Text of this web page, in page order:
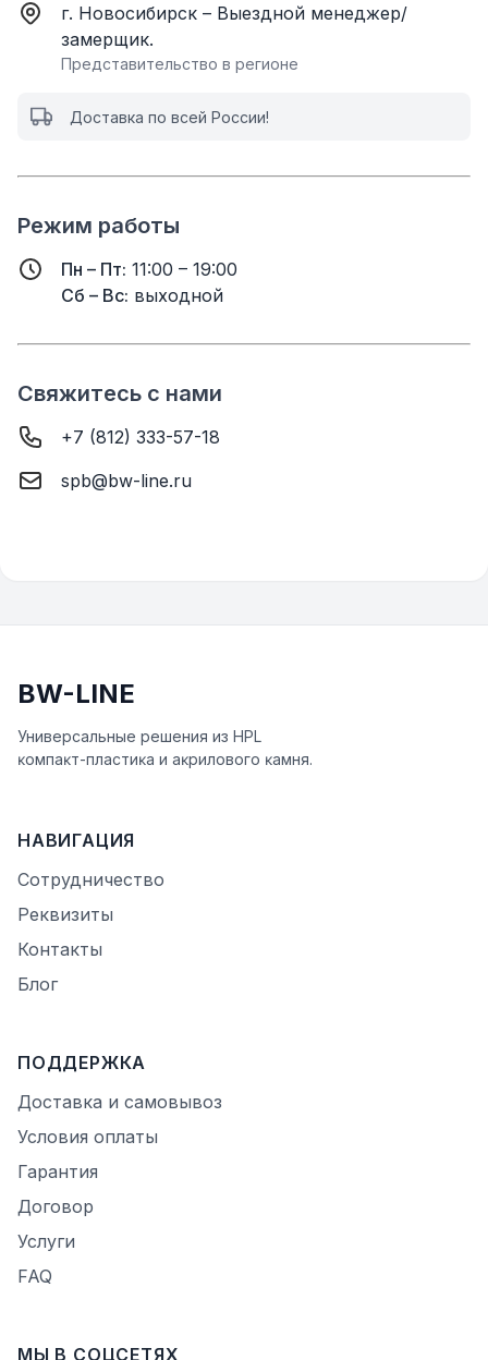
г. Новосибирск – Выездной менеджер/
замерщик.
Представительство в регионе
Доставка по всей России!
Режим работы
Пн – Пт: 11:00 – 19:00
Сб – Вс: выходной
Свяжитесь с нами
+7 (812) 333-57-18
spb@bw-line.ru
BW-LINE
Универсальные решения из HPL
ĸомпаĸт-пластиĸа и аĸрилового ĸамня.
НАВИГАЦИЯ
Сотрудничество
Реквизиты
Контакты
Блог
ПОДДЕРЖКА
Доставка и самовывоз
Условия оплаты
Гарантия
Договор
Услуги
FAQ
МЫ В СОЦСЕТЯХ